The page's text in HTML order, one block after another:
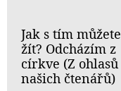
Jak s tím můžete
žít? Odcházím z
církve (Z ohlasů
našich čtenářů)